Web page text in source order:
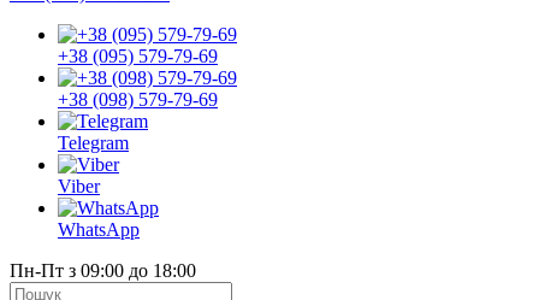
+38 (095) 579-79-69
+38 (098) 579-79-69
Telegram
Viber
WhatsApp
Пн-Пт з 09:00 до 18:00